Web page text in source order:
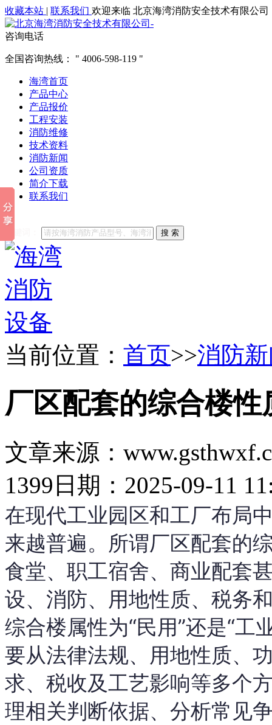
收藏本站 | 联系我们 欢迎来临 北京海湾消防安全技术有限公司
咨询电话
全国咨询热线： 4006-598-119
海湾首页
产品中心
产品报价
工程安装
消防维修
技术资料
消防新闻
公司资质
简介下载
联系我们
他们都在搜索:
搜 索
当前位置： 首页>>消防
厂区配套的综合楼
文章来源：
1399 日期：2025-09-11
在现代工业园区和工厂布局
来越普遍。所谓厂区配套的
食堂、职工宿舍、商业配套
设、消防、用地性质、税务
综合楼属性为“民用”还是“工
要从法律法规、用地性质、
求、税收及工艺影响等多个
理相关判断依据、分析常见